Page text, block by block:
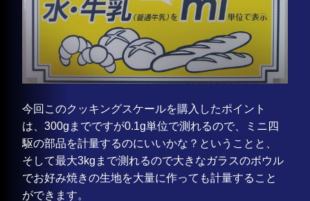
今回このクッキングスケールを購入したポイント
は、300gまでですが0.1g単位で測れるので、ミニ四
駆の部品を計量するのにいいかな？ということと、
そして最大3kgまで測れるので大きなガラスのボウル
でお好み焼きの生地を大量に作っても計量すること
ができます。